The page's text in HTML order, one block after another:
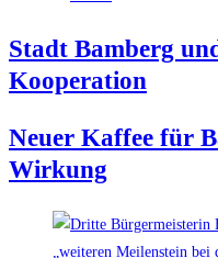
Stadt Bam­berg
Kooperation
Neu­er Kaf­fee für
Wirkung